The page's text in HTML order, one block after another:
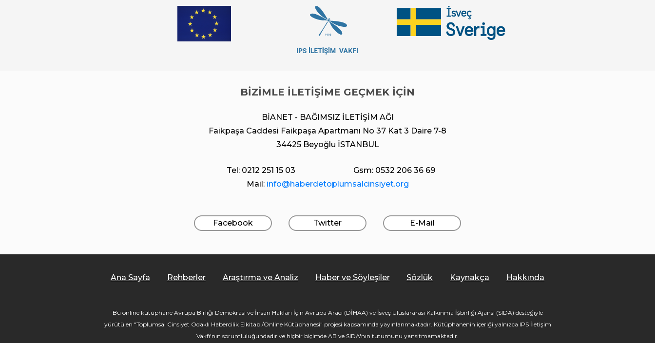
BİZİMLE İLETİŞİME GEÇMEK İÇİN
BİANET - BAĞIMSIZ İLETİŞİM AĞI
Faikpaşa Caddesi Faikpaşa Apartmanı No 37 Kat 3 Daire 7-8
34425 Beyoğlu İSTANBUL
Tel: 0212 251 15 03
Gsm: 0532 206 36 69
Mail: info@haberdetoplumsalcinsiyet.org
Facebook Twitter E-Mail
Ana Sayfa Rehberler Araştırma ve Analiz Haber ve Söyleşiler Sözlük Kaynakça Hakkında
Bu online kütüphane Avrupa Birliği Demokrasi ve İnsan Hakları İçin Avrupa Aracı (DİHAA) ve İsveç Uluslararası Kalkınma İşbirliği Ajansı (SIDA) desteğiyle
yürütülen "Toplumsal Cinsiyet Odaklı Habercilik Elkitabı/Online Kütüphanesi" projesi kapsamında yayınlanmaktadır. Kütüphanenin içeriği yalnızca IPS İletişim
Vakfı'nın sorumluluğundadır ve hiçbir biçimde AB ve SIDA'nın tutumunu yansıtmamaktadır.